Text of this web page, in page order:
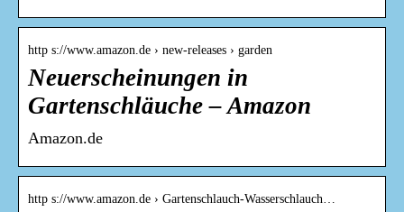
http s://www.amazon.de › new-releases › garden
Neuerscheinungen in
Gartenschläuche – Amazon
Amazon.de
http s://www.amazon.de › Gartenschlauch-Wasserschlauch…